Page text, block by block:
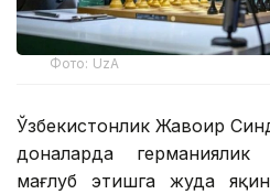
Фото: UzA
Ўзбекистонлик Жавоҳир
доналарда
мағлуб этишга жуда